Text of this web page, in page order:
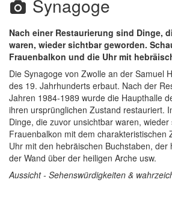
Synagoge
Nach einer Restaurierung sind Dinge,
waren, wieder sichtbar geworden.
Frauenbalkon und die Uhr mit
Die Synagoge von Zwolle an der Samuel
des 19. Jahrhunderts erbaut. Nach der
Jahren 1984-1989 wurde die Haupthalle
ihren ursprünglichen Zustand restauriert.
Dinge, die zuvor unsichtbar waren,
Frauenbalkon mit dem charakteristischen
Uhr mit den hebräischen Buchstaben, der
der Wand über der heiligen Arche usw.
Aussicht - Sehenswürdigkeiten &